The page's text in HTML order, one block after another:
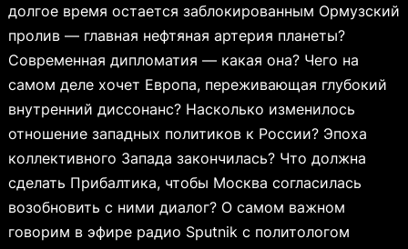
долгое время остается заблокированным Ормузский
пролив — главная нефтяная артерия планеты?
Современная дипломатия — какая она? Чего на
самом деле хочет Европа, переживающая глубокий
внутренний диссонанс? Насколько изменилось
отношение западных политиков к России? Эпоха
коллективного Запада закончилась? Что должна
сделать Прибалтика, чтобы Москва согласилась
возобновить с ними диалог? О самом важном
говорим в эфире радио Sputnik с политологом